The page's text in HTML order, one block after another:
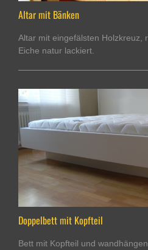
Altar mit Bänken
Altar mit eingefälsten Holzkreuz,
Eiche natur lackiert.
Doppelbett mit Kopfteil
Bett mit Kopfteil und